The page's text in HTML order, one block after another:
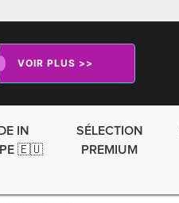
VOIR PLUS >>
IN
🇪🇺
SÉLECTION
PREMIUM